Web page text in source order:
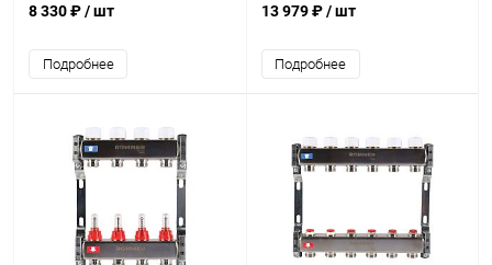
8 330 ₽/ шт
Подробнее
13 979 ₽/ шт
Подробнее